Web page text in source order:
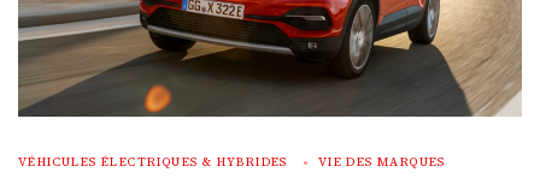
VÉHICULES ÉLECTRIQUES & HYBRIDES VIE DES MARQUES